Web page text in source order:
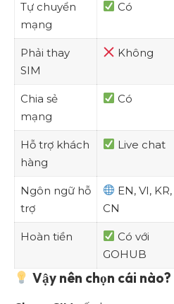
Tự chuyển
mạng
Có
Phải thay
SIM
Không
Chia sẻ
mạng
Có
Hỗ trợ khách
hàng
Live chat
Ngôn ngữ hỗ
trợ
EN, VI, KR,
CN
Hoàn tiền
Có với
GOHUB
Vậy nên chọn cái nào?